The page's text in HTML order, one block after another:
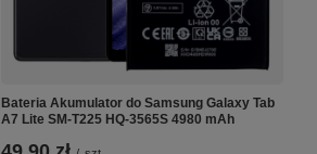
Bateria Akumulator do Samsung Galaxy Tab
A7 Lite SM-T225 HQ-3565S 4980 mAh